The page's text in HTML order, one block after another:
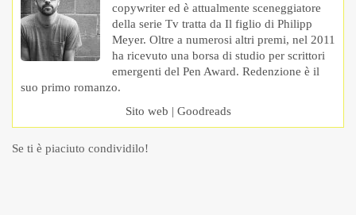
copywriter ed è attualmente sceneggiatore
della serie Tv tratta da Il figlio di Philipp
Meyer. Oltre a numerosi altri premi, nel 2011
ha ricevuto una borsa di studio per scrittori
emergenti del Pen Award. Redenzione è il
suo primo romanzo.
Sito web | Goodreads
Se ti è piaciuto condividilo!